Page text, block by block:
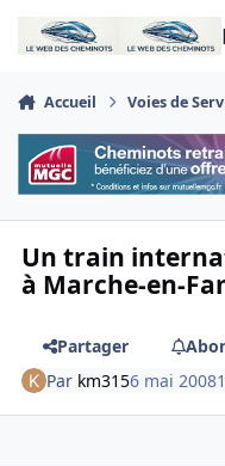
Aller au contenu
Accueil Voies de
Un train
à Marche-en-
Partager
Par km3156 mai 2008